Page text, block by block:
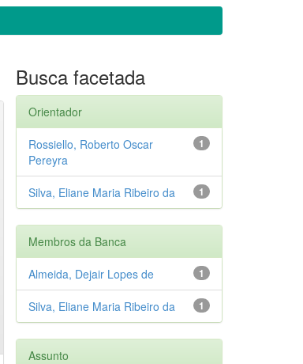
Busca facetada
Orientador
1
Rossiello, Roberto Oscar
Pereyra
1
Silva, Eliane Maria Ribeiro da
Membros da Banca
1
Almeida, Dejair Lopes de
1
Silva, Eliane Maria Ribeiro da
Assunto